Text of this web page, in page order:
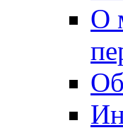
О